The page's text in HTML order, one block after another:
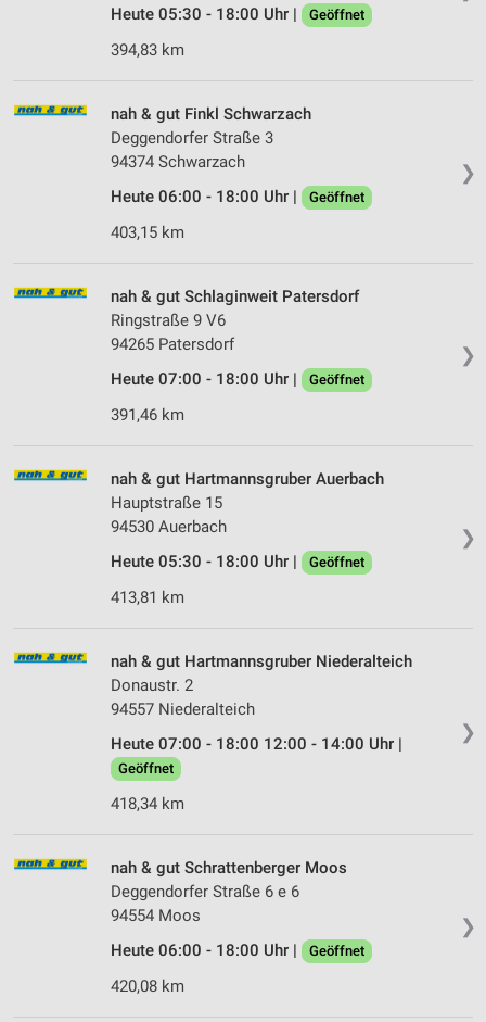
Heute 05:30 - 18:00 Uhr |
Geöffnet
394,83 km
❯
nah & gut Finkl Schwarzach
Deggendorfer Straße 3
94374 Schwarzach
Heute 06:00 - 18:00 Uhr |
Geöffnet
403,15 km
❯
nah & gut Schlaginweit Patersdorf
Ringstraße 9 V6
94265 Patersdorf
Heute 07:00 - 18:00 Uhr |
Geöffnet
391,46 km
❯
nah & gut Hartmannsgruber Auerbach
Hauptstraße 15
94530 Auerbach
Heute 05:30 - 18:00 Uhr |
Geöffnet
413,81 km
❯
nah & gut Hartmannsgruber Niederalteich
Donaustr. 2
94557 Niederalteich
Heute 07:00 - 18:00 12:00 - 14:00 Uhr |
Geöffnet
418,34 km
❯
nah & gut Schrattenberger Moos
Deggendorfer Straße 6 e 6
94554 Moos
Heute 06:00 - 18:00 Uhr |
Geöffnet
420,08 km
Partnerliste anzeigen (1 IAB-Anbieter)
IAB-Verarbeitungszwecke:
auf einem Endgerät
Verwendung reduzierter Daten zur Auswahl von
Werbeanzeigen
personalisierter Werbung
Erstellung von Profilen zur Personalisierung
Verwendung von Profilen zur Auswahl
personalisierter Inhalte
Messung der Werbeleistung
Messung der Performance von Inhalten
Analyse von Zielgruppen durch Statistiken oder
Kombinationen von Daten aus verschiedenen
Verwendung reduzierter Daten zur Auswahl von
IAB-Besonderheiten:
Verwendung genauer Standortdaten
Geräte anhand von aktiv angeforderten
Nicht-IAB-Verarbeitungszwecke:
Performance